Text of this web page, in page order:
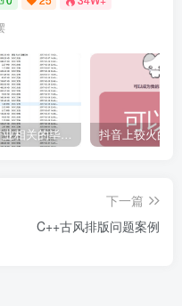
计算机专业相关的毕业设计论文合集免费下载
下一篇
C++古风排版问题案例